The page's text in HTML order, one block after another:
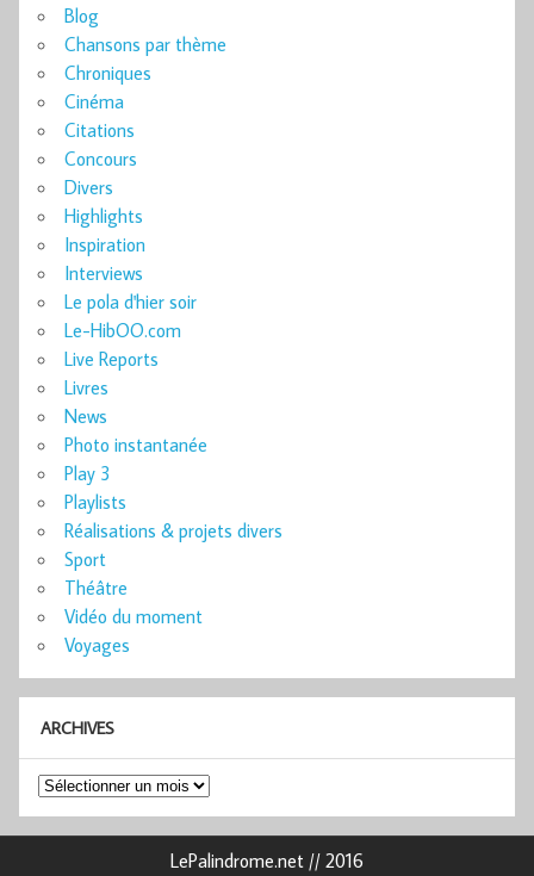
Blog
Chansons par thème
Chroniques
Cinéma
Citations
Concours
Divers
Highlights
Inspiration
Interviews
Le pola d'hier soir
Le-HibOO.com
Live Reports
Livres
News
Photo instantanée
Play 3
Playlists
Réalisations & projets divers
Sport
Théâtre
Vidéo du moment
Voyages
ARCHIVES
Archives
LePalindrome.net // 2016